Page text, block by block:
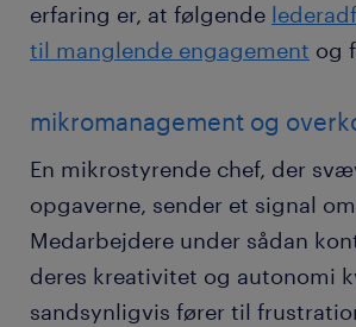
erfaring er, at følgende
til manglende engagement og
mikromanagement og
En mikrostyrende chef, der
opgaverne, sender et signal
Medarbejdere under sådan
deres kreativitet og autonomi
sandsynligvis fører til